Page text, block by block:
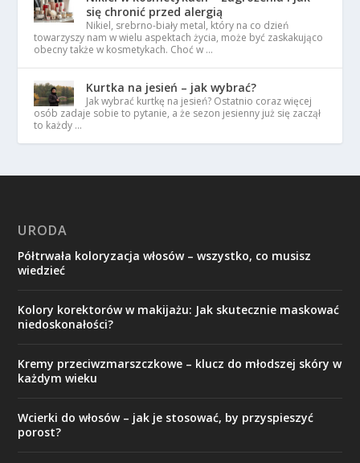
się chronić przed alergią
Nikiel, srebrno-biały metal, który na co dzień
towarzyszy nam w wielu aspektach życia, może być zaskakująco
obecny także w kosmetykach. Choć w …
Kurtka na jesień – jak wybrać?
Jak wybrać kurtkę na jesień? Ostatnio coraz więcej
osób zadaje sobie to pytanie, a że sezon jesienny już się zaczął
to każdy …
URODA
Półtrwała koloryzacja włosów – wszystko, co musisz
wiedzieć
Kolory korektorów w makijażu: Jak skutecznie maskować
niedoskonałości?
Kremy przeciwzmarszczkowe – klucz do młodszej skóry w
każdym wieku
Wcierki do włosów – jak je stosować, by przyspieszyć
porost?